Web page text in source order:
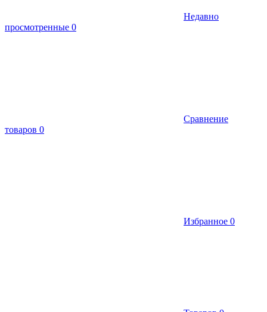
Недавно
просмотренные 0
Сравнение
товаров 0
Избранное 0